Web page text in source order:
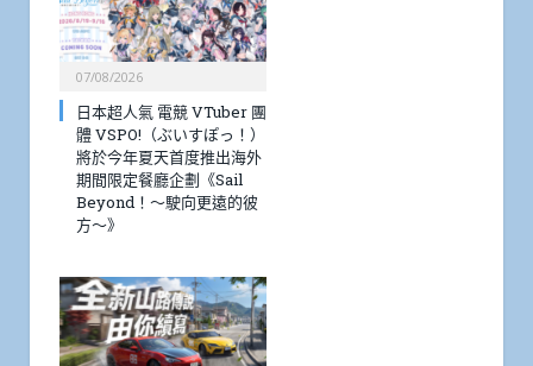
07/08/2026
日本超人氣 電競 VTuber 團
體 VSPO!（ぶいすぽっ！）
將於今年夏天首度推出海外
期間限定餐廳企劃《Sail
Beyond！～駛向更遠的彼
方～》